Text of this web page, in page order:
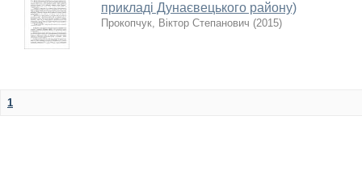
прикладі Дунаєвецького району)
Прокопчук, Віктор Степанович (2015)
1